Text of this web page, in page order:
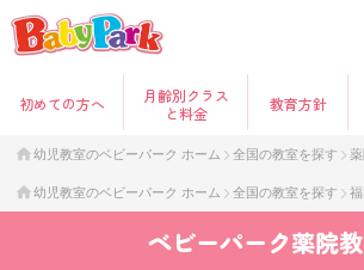
初めての方へ
月齢別クラス
と料金
教育方針
幼児教室のベビーパーク ホーム 全国の教室を探す
幼児教室のベビーパーク ホーム 全国の教室を探す
ベビーパーク薬院